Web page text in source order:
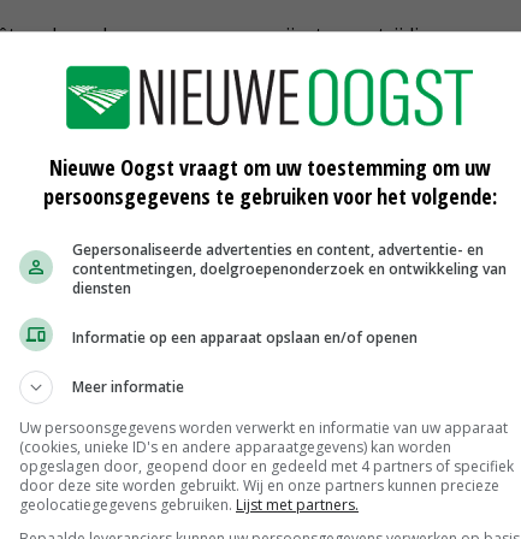
ondernemers ervaren zijn: tegenstrijdige
te duur en te ingewikkeld, fraude, weinig ruimte
wetgeving.
zijn bevestigd of genoemd, zijn onder
met compensatie- en verrekenmogelijkheden,
voor mestverwerking, aandacht voor
fraude.
zijn tussen sectoren, al lijken varkenshouders iets
en melkveehouders.
het mestbeleid blijkt niet gerelateerd te zijn aan de
dierlijke mest benutten. De grondsoort waarop
Nieuwe Oogst vraagt om uw toestemming om uw
persoonsgegevens te gebruiken voor het volgende:
Gepersonaliseerde advertenties en content, advertentie- en
contentmetingen, doelgroepenonderzoek en ontwikkeling van
diensten
Informatie op een apparaat opslaan en/of openen
Meer informatie
Uw persoonsgegevens worden verwerkt en informatie van uw apparaat
(cookies, unieke ID's en andere apparaatgegevens) kan worden
opgeslagen door, geopend door en gedeeld met 4 partners of specifiek
door deze site worden gebruikt. Wij en onze partners kunnen precieze
geolocatiegegevens gebruiken. Lijst met partners.